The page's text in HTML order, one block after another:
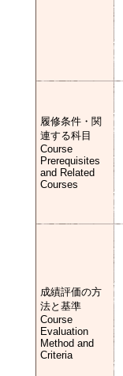
履修条件・関
連する科目
Course
Prerequisites
and Related
Courses
成績評価の方
法と基準
Course
Evaluation
Method and
Criteria